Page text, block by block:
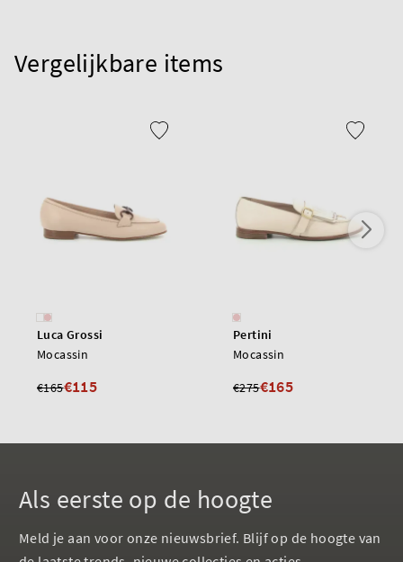
Vergelijkbare items
Luca Grossi
Mocassin
€165€115
Pertini
Mocassin
€275€165
Als eerste op de hoogte
Meld je aan voor onze nieuwsbrief. Blijf op de hoogte van